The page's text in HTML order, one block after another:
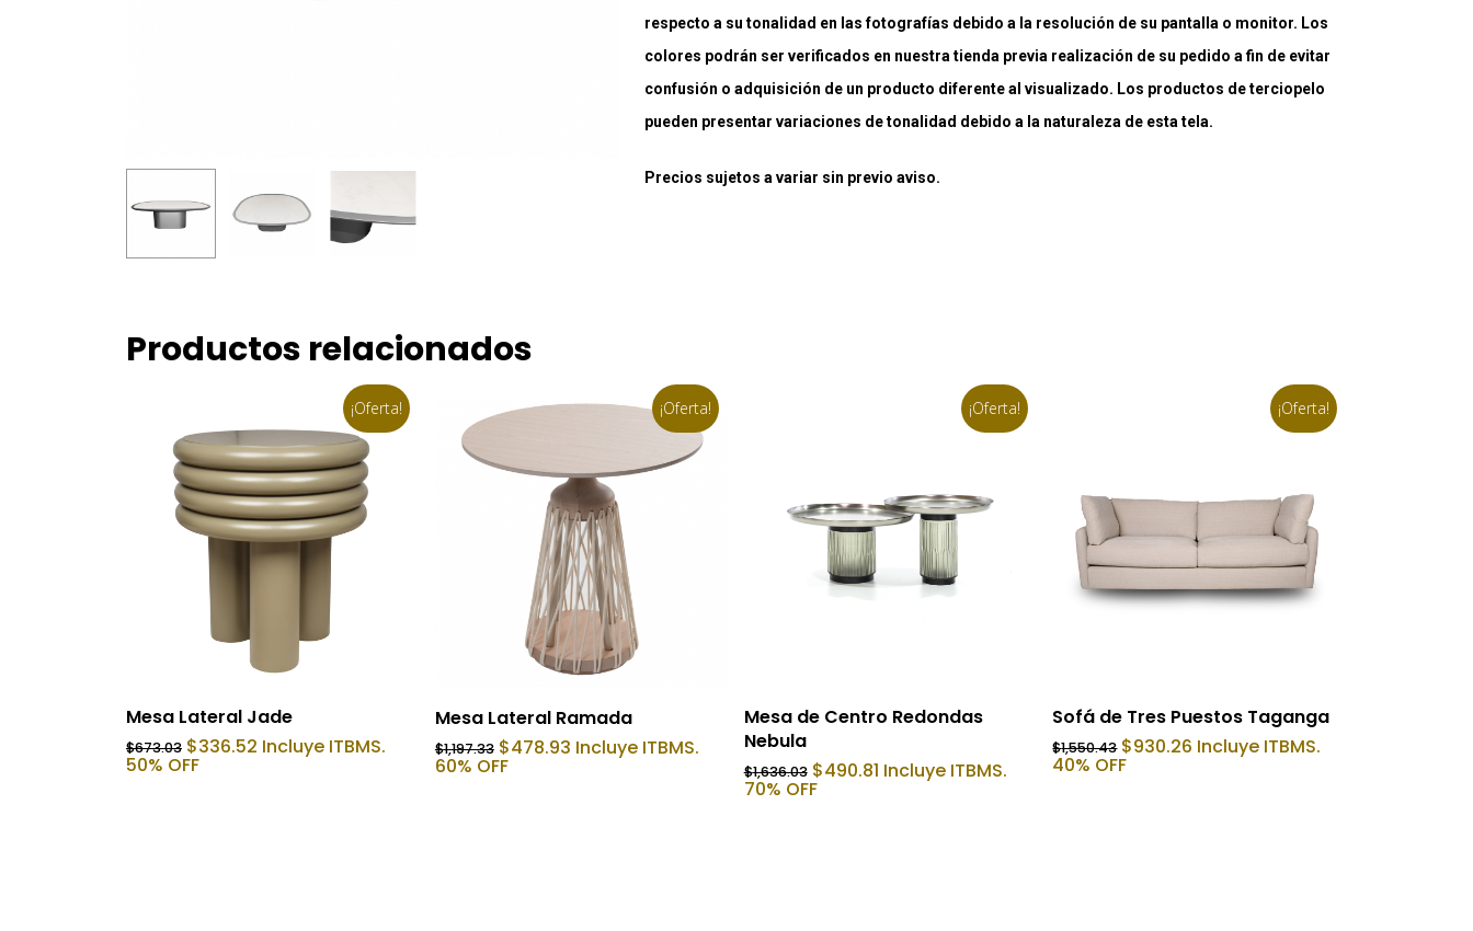
respecto a su tonalidad en las fotografías debido a la resolución de su pantalla o monitor. Los
colores podrán ser verificados en nuestra tienda previa realización de su pedido a fin de evitar
confusión o adquisición de un producto diferente al visualizado. Los productos de terciopelo
pueden presentar variaciones de tonalidad debido a la naturaleza de esta tela.
Precios sujetos a variar sin previo aviso.
Productos relacionados
¡Oferta!
Añadir Al Carrito
Mesa Lateral Jade
$673.03 El
precio
$336.52 El
precio
Incluye ITBMS.
50% OFF
¡Oferta!
Añadir Al Carrito
Mesa Lateral Ramada
$1,197.33 El
precio
$478.93El
precio
Incluye ITBMS.
60% OFF
¡Oferta!
Añadir Al Carrito
Mesa de Centro Redondas
Nebula
$1,636.03 El
precio
$490.81El
precio
Incluye ITBMS.
70% OFF
¡Oferta!
Añadir Al Carrito
Sofá de Tres Puestos Taganga
$1,550.43 El
precio
$930.26 El
precio
Incluye ITBMS.
40% OFF